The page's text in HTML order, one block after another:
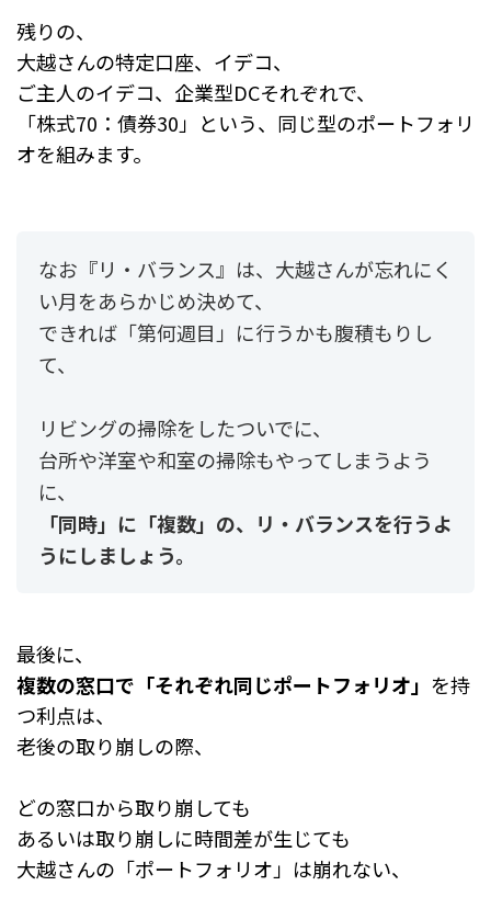
残りの、
大越さんの特定口座、イデコ、
ご主人のイデコ、企業型DCそれぞれで、
「株式70：債券30」という、同じ型のポートフォリ
オを組みます。
なお『リ・バランス』は、大越さんが忘れにく
い月をあらかじめ決めて、
できれば「第何週目」に行うかも腹積もりし
て、
リビングの掃除をしたついでに、
台所や洋室や和室の掃除もやってしまうよう
に、
「同時」に「複数」の、リ・バランスを行うよ
うにしましょう。
最後に、
複数の窓口で「それぞれ同じポートフォリオ」 を持
つ利点は、
老後の取り崩しの際、
どの窓口から取り崩しても
あるいは取り崩しに時間差が生じても
大越さんの「ポートフォリオ」は崩れない、